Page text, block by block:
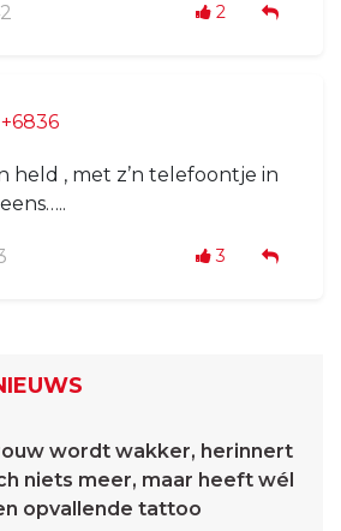
2
+6836
held , met z’n telefoontje in
3
wordt wakker, herinnert
niets meer, maar heeft wél
opvallende tattoo